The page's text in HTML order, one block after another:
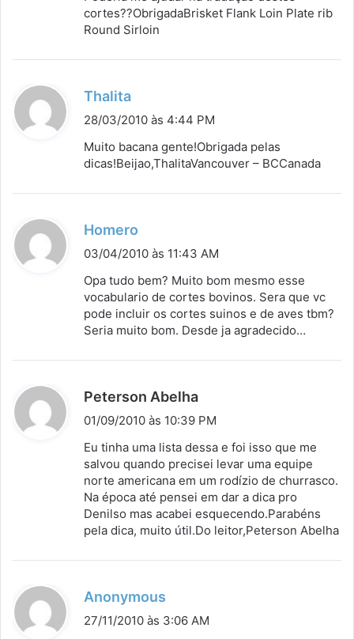
e
:
cortes??ObrigadaBrisket Flank Loin Plate rib
Round Sirloin
Thalita
i
s
28/03/2010 às 4:44 PM
Muito bacana gente!Obrigada pelas
dicas!Beijao,ThalitaVancouver – BCCanada
Homero
i
s
e
:
03/04/2010 às 11:43 AM
Opa tudo bem? Muito bom mesmo esse
vocabulario de cortes bovinos. Sera que vc
pode incluir os cortes suinos e de aves tbm?
Seria muito bom. Desde ja agradecido…
Peterson Abelha
i
s
e
:
01/09/2010 às 10:39 PM
Eu tinha uma lista dessa e foi isso que me
salvou quando precisei levar uma equipe
norte americana em um rodízio de churrasco.
Na época até pensei em dar a dica pro
Denilso mas acabei esquecendo.Parabéns
pela dica, muito útil.Do leitor,Peterson Abelha
Anonymous
i
27/11/2010 às 3:06 AM